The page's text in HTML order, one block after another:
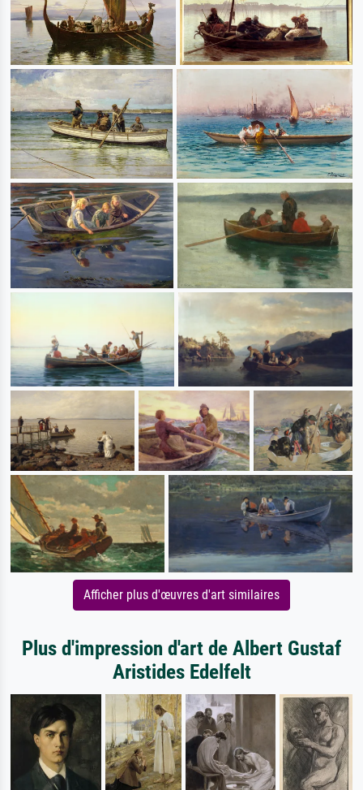
Afficher plus d'œuvres d'art similaires
Plus d'impression d'art de Albert Gustaf
Aristides Edelfelt